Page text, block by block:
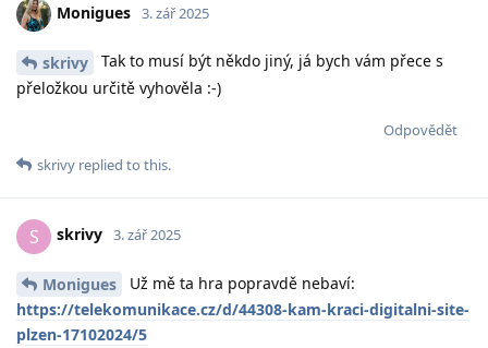
Monigues 3. zář 2025
skrivy
Tak to musí být někdo jiný, já bych vám přece s
přeložkou určitě vyhověla :-)
Odpovědět
skrivy replied to this.
S skrivy 3. zář 2025
Monigues
Už mě ta hra popravdě nebaví:
https://telekomunikace.cz/d/44308-kam-kraci-digitalni-site-
plzen-17102024/5